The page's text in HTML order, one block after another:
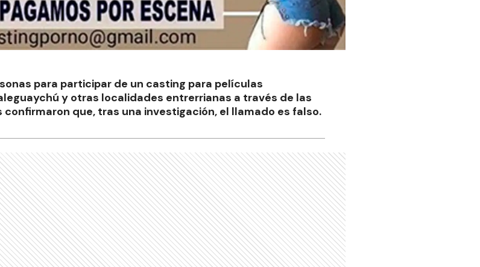
para participar de un casting para películas
y otras localidades entrerrianas a través de las
que, tras una investigación, el llamado es falso.